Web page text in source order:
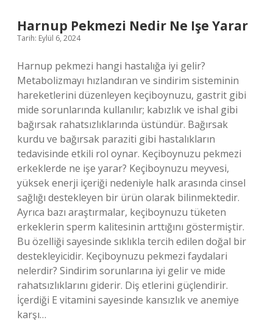
Harnup Pekmezi Nedir Ne Işe Yarar
Tarih: Eylül 6, 2024
Harnup pekmezi hangi hastalığa iyi gelir?
Metabolizmayı hızlandıran ve sindirim sisteminin
hareketlerini düzenleyen keçiboynuzu, gastrit gibi
mide sorunlarında kullanılır; kabızlık ve ishal gibi
bağırsak rahatsızlıklarında üstündür. Bağırsak
kurdu ve bağırsak paraziti gibi hastalıkların
tedavisinde etkili rol oynar. Keçiboynuzu pekmezi
erkeklerde ne işe yarar? Keçiboynuzu meyvesi,
yüksek enerji içeriği nedeniyle halk arasında cinsel
sağlığı destekleyen bir ürün olarak bilinmektedir.
Ayrıca bazı araştırmalar, keçiboynuzu tüketen
erkeklerin sperm kalitesinin arttığını göstermiştir.
Bu özelliği sayesinde sıklıkla tercih edilen doğal bir
destekleyicidir. Keçiboynuzu pekmezi faydalari
nelerdir? Sindirim sorunlarına iyi gelir ve mide
rahatsızlıklarını giderir. Diş etlerini güçlendirir.
İçerdiği E vitamini sayesinde kansızlık ve anemiye
karşı…